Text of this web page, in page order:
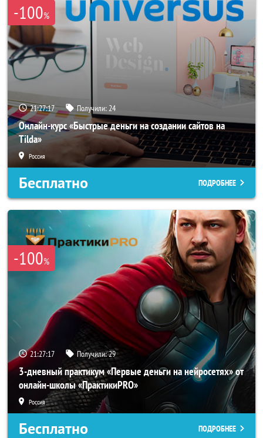
-100%
21:27:14 Получили:24
Онлайн-курс «Быстрые деньги на создании сайтов на
Tilda»
Россия
Бесплатно ПОДРОБНЕЕ
-100%
21:27:14 Получили:29
3-дневный практикум «Первые деньги на нейросетях» от
онлайн-школы «ПрактикиPRO»
Россия
Бесплатно ПОДРОБНЕЕ